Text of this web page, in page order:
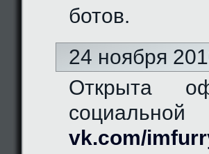
ботов.
24 ноября
Открыта
vk.com/